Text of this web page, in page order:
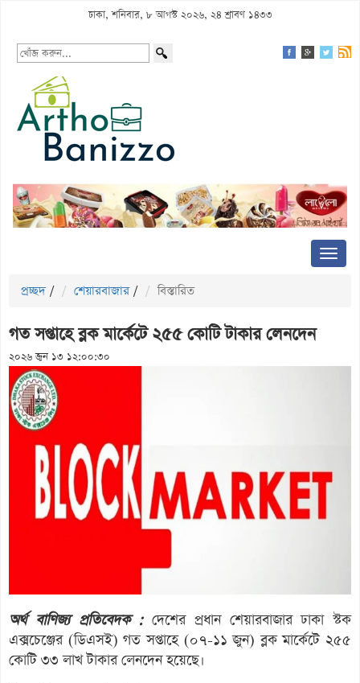
ঢাকা, শনিবার, ৮ আগস্ট ২০২৬, ২৪ শ্রাবণ ১৪৩৩
প্রচ্ছদ / শেয়ারবাজার / বিস্তারিত
গত সপ্তাহে ব্লক মার্কেটে ২৫৫ কোটি টাকার লেনদেন
২০২৬ জুন ১৩ ১২:০০:৩০
অর্থ বাণিজ্য প্রতিবেদক :দেশের প্রধান শেয়ারবাজার ঢাকা স্টক
এক্সচেঞ্জের (ডিএসই) গত সপ্তাহে (০৭-১১ জুন) ব্লক মার্কেটে ২৫৫
কোটি ৩৩ লাখ টাকার লেনদেন হয়েছে।